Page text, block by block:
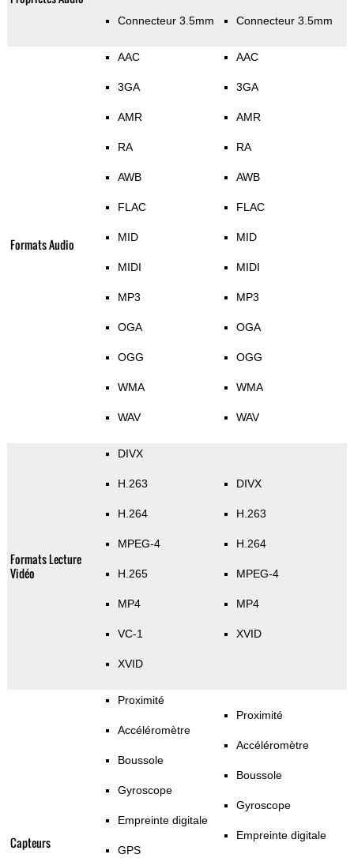
Connecteur 3.5mm Connecteur 3.5mm
Formats Audio
AAC
3GA
AMR
RA
AWB
FLAC
MID
MIDI
MP3
OGA
OGG
WMA
WAV
AAC
3GA
AMR
RA
AWB
FLAC
MID
MIDI
MP3
OGA
OGG
WMA
WAV
Formats Lecture
Vidéo
DIVX
H.263
H.264
MPEG-4
H.265
MP4
VC-1
XVID
DIVX
H.263
H.264
MPEG-4
MP4
XVID
Capteurs
Proximité
Accéléromètre
Boussole
Gyroscope
Empreinte digitale
GPS
Proximité
Accéléromètre
Boussole
Gyroscope
Empreinte digitale